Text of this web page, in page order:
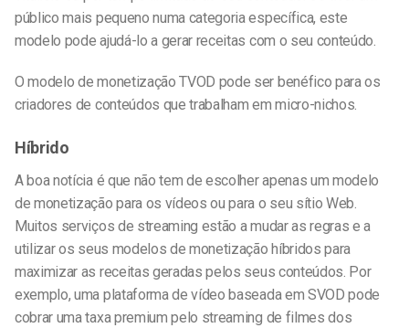
público mais pequeno numa categoria específica, este
modelo pode ajudá-lo a gerar receitas com o seu conteúdo.
O modelo de monetização TVOD pode ser benéfico para os
criadores de conteúdos que trabalham em micro-nichos.
Híbrido
A boa notícia é que não tem de escolher apenas um modelo
de monetização para os vídeos ou para o seu sítio Web.
Muitos serviços de streaming estão a mudar as regras e a
utilizar os seus modelos de monetização híbridos para
maximizar as receitas geradas pelos seus conteúdos. Por
exemplo, uma plataforma de vídeo baseada em SVOD pode
cobrar uma taxa premium pelo streaming de filmes dos